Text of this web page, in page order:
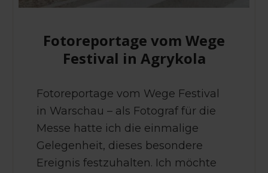
Fotoreportage vom Wege
Festival in Agrykola
Fotoreportage vom Wege Festival
in Warschau – als Fotograf für die
Messe hatte ich die einmalige
Gelegenheit, dieses besondere
Ereignis festzuhalten. Ich möchte